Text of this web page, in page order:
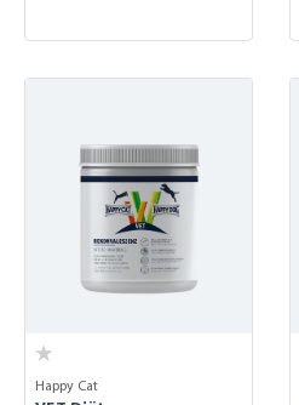
Happy Cat